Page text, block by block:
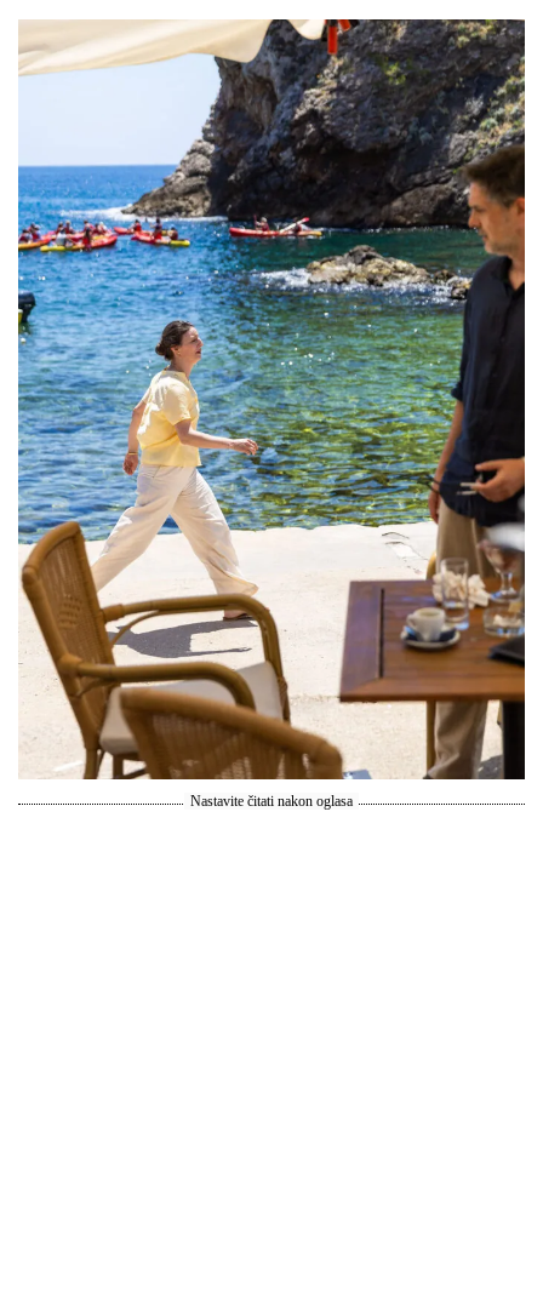
Nastavite čitati nakon oglasa